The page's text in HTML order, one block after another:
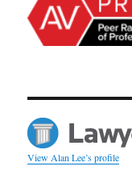
View Alan Lee’s profile